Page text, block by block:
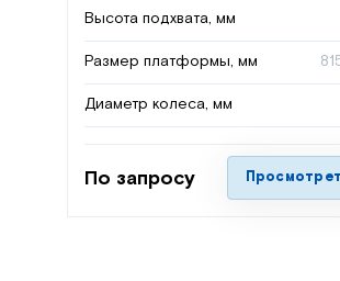
Высота подхвата, мм
Размер платформы, мм
Диаметр колеса, мм
По запросу